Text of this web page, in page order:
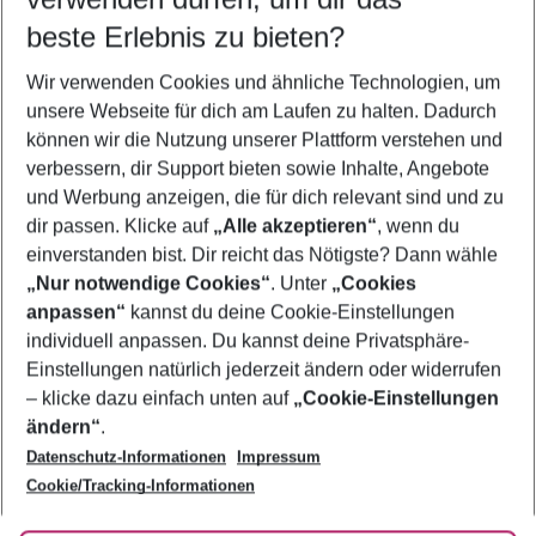
5-8 Nächte
2 Erwachsene Keine Kinder
Mehr Filter anzeigen
Footer
Footer navigation
Über uns
AGB
Bestpreisgarantie
Cookie-Einstellungen ändern
Cookie-Richtlinie
Agenturbetreuung
Barrierefreies Reisen
Folge uns
beste Erlebnis zu bieten?
Wir verwenden Cookies und ähnliche Technologien, um
unsere Webseite für dich am Laufen zu halten. Dadurch
können wir die Nutzung unserer Plattform verstehen und
verbessern, dir Support bieten sowie Inhalte, Angebote
und Werbung anzeigen, die für dich relevant sind und zu
dir passen. Klicke auf „Alle akzeptieren“, wenn du
einverstanden bist. Dir reicht das Nötigste? Dann wähle
„Nur notwendige Cookies“. Unter „Cookies
anpassen“ kannst du deine Cookie-Einstellungen
individuell anpassen. Du kannst deine Privatsphäre-
Einstellungen natürlich jederzeit ändern oder widerrufen
– klicke dazu einfach unten auf „Cookie-Einstellungen
ändern“.
Datenschutz-Informationen
Impressum
Cookie/Tracking-Informationen